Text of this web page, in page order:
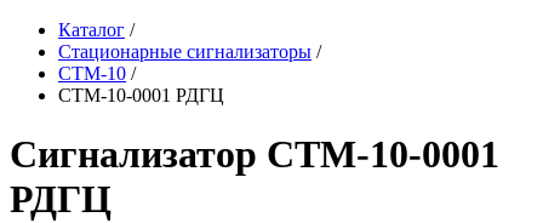
Каталог /
Стационарные сигнализаторы /
СТМ-10 /
СТМ-10-0001 РДГЦ
Сигнализатор СТМ-10-0001
РДГЦ